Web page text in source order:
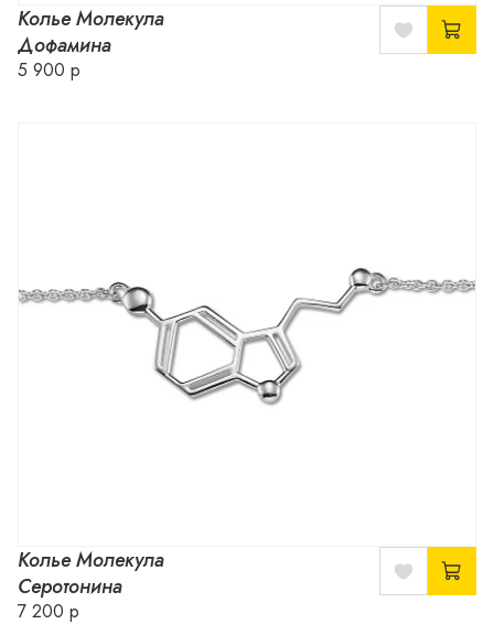
Колье Молекула
Дофамина
5 900 р
Колье Молекула
Серотонина
7 200 р